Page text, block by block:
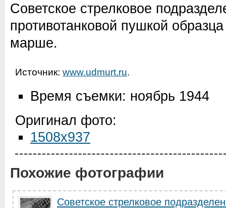
Советское стрелковое
противотанковой пушкой
марше.
Источник: www.udmurt.ru.
Время съемки: ноябрь 1944
Оригинал фото:
1508x937
Похожие фотографии
Советское стрелковое